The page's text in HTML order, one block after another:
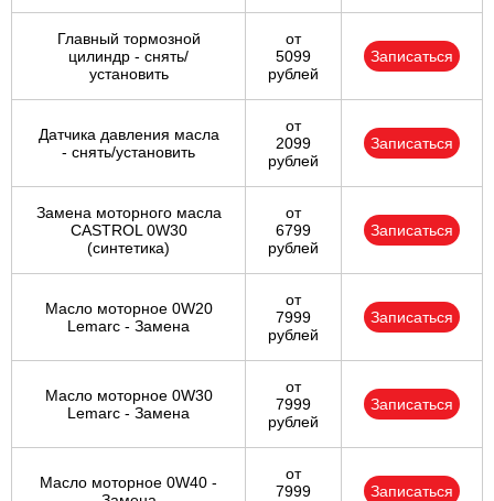
Главный тормозной
цилиндр - снять/
установить
от
5099
рублей
Записаться
Датчика давления масла
- снять/установить
от
2099
рублей
Записаться
Замена моторного масла
CASTROL 0W30
(синтетика)
от
6799
рублей
Записаться
Масло моторное 0W20
Lemarc - Замена
от
7999
рублей
Записаться
Масло моторное 0W30
Lemarc - Замена
от
7999
рублей
Записаться
Масло моторное 0W40 -
от
7999
Записаться